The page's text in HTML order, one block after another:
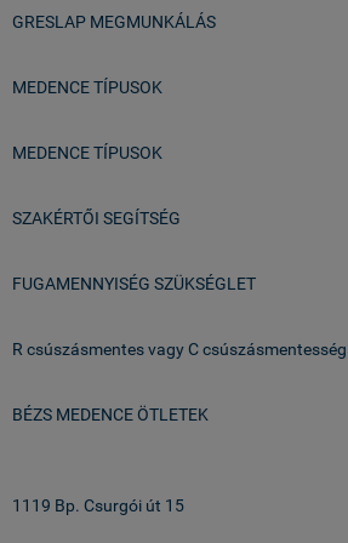
GRESLAP MEGMUNKÁLÁS
MEDENCE TÍPUSOK
MEDENCE TÍPUSOK
SZAKÉRTŐI SEGÍTSÉG
FUGAMENNYISÉG SZÜKSÉGLET
R csúszásmentes vagy C csúszásmentesség
BÉZS MEDENCE ÖTLETEK
1119 Bp. Csurgói út 15